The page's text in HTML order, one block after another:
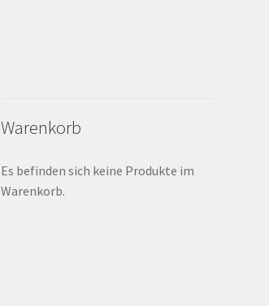
Warenkorb
Es befinden sich keine Produkte im
Warenkorb.